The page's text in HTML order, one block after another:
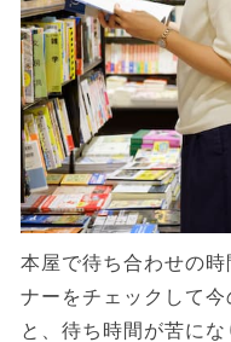
本屋で待ち合わせの
ナーをチェックして
と、待ち時間が苦にな